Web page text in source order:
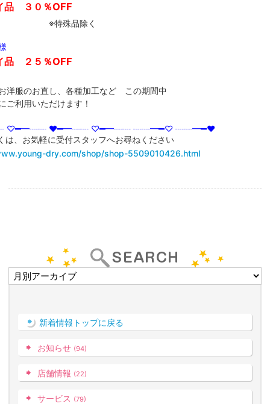
品 ３０％OFF
品除く
品 ２５％OFF
服のお直し、各種加工など この期間中
利用いただけます！
♡═━┈┈ ♥═━┈┈ ♡═━┈┈ ┈┈━═♡ ┈┈━═♥
は、お気軽に受付スタッフへお尋ねください
dry.com/shop/shop-5509010426.html
新着情報トップに戻る
お知らせ (94)
店舗情報 (22)
サービス (79)